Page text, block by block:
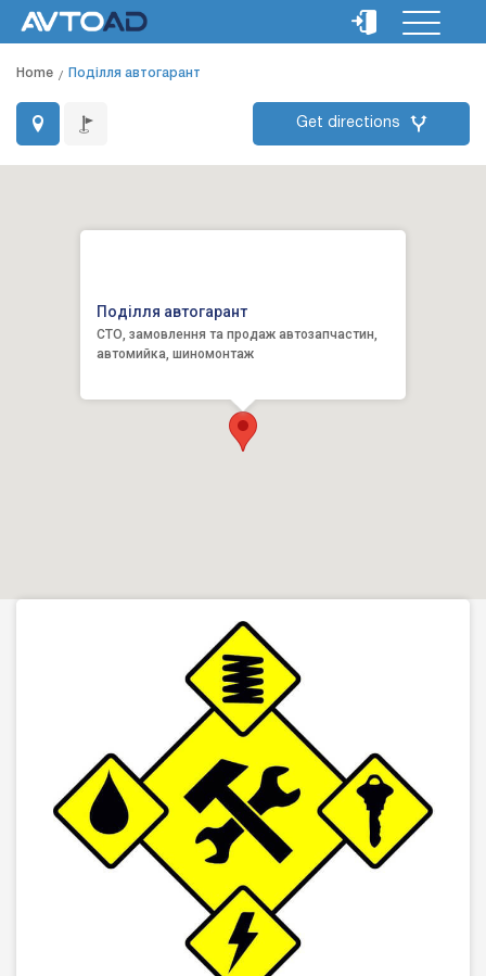
Home Поділля автогарант
Get directions
Поділля автогарант
СТО, замовлення та продаж автозапчастин,
автомийка, шиномонтаж